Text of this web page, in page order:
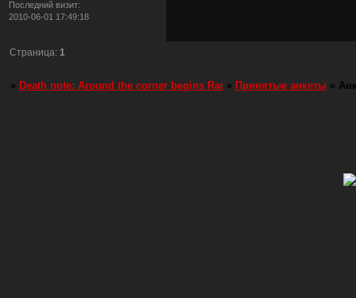
Последний визит:
2010-06-01 17:49:18
Страница: 1
» Death note: Around the corner begins Rai » Принятые анкеты »